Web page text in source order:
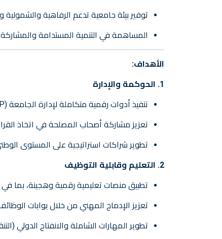
توفير بيئة جامعية تدعم الرفاهية
المساهمة في التنمية المستدامة والمشاركة
الأهداف:
1. الحوكمة والإدارة
تنفيذ أدوات رقمية متكاملة لإدارة الجامعة (ERP، منصات المتابعة، الأمن السيبراني).
تعزيز مشاركة أصحاب المصلحة في اتخاذ
تطوير شراكات استراتيجية على المستوى
2. التعليم وقابلية التوظيف
تطبيق منصات تعليمية رقمية وهجينة، بما في
تعزيز الإدماج المهني من خلال بوابات
تطوير المهارات الشاملة والانفتاح الدولي